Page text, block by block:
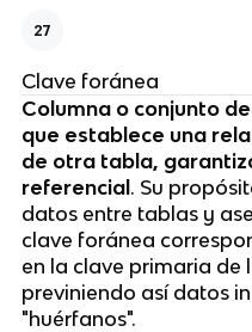
27
Clave foránea
Columna o conjunto
que establece una
de otra tabla,
referencial. Su
datos entre tablas y
clave foránea
en la clave primaria de
previniendo así datos
"huérfanos".